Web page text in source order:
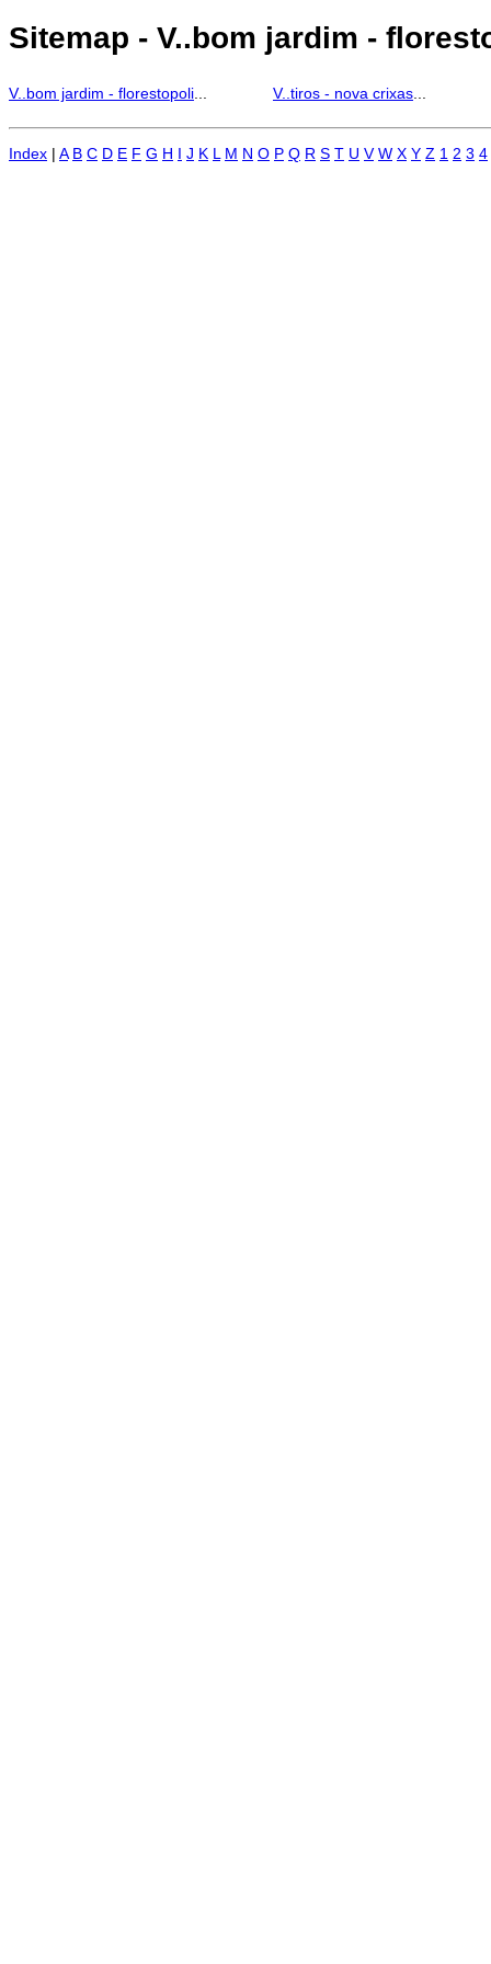
Sitemap - V..bom jardim -
V..bom jardim - florestopoli V..tiros - nova crixas
Index | A B C D E F G H I J K L M N O P Q R S T U V W X Y Z 1 2 3 4